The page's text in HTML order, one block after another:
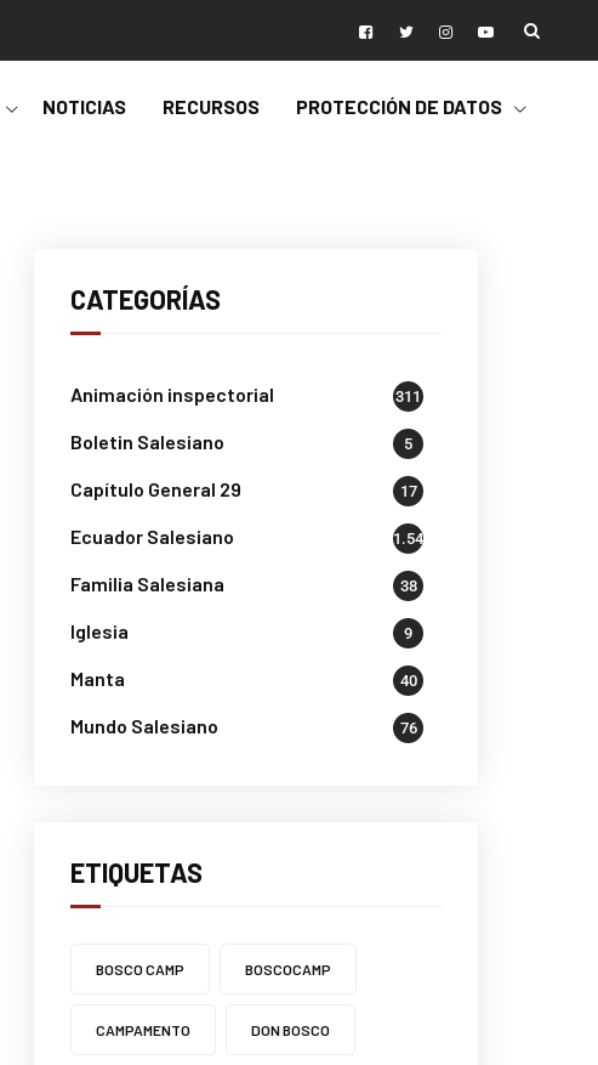
NOTICIAS RECURSOS PROTECCIÓN DE DATOS
CATEGORÍAS
Animación inspectorial 311
Boletin Salesiano 5
Capítulo General 29 17
Ecuador Salesiano 1.541
Familia Salesiana 38
Iglesia 9
Manta 40
Mundo Salesiano 76
ETIQUETAS
BOSCO CAMP BOSCOCAMP
CAMPAMENTO DON BOSCO